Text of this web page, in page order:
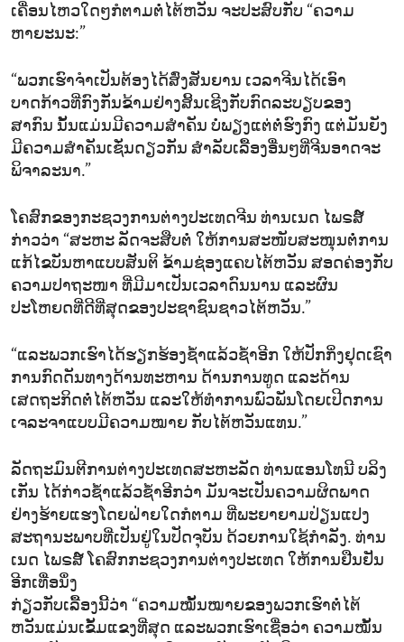
ເຄື່ອນໄຫວໃດໆກໍຕາມຕໍ່ໄຕ້ຫວັນ ຈະປະສົບກັບ “ຄວາມ
ຫາຍະນະ:”
“ພວກເຮົາຈຳເປັນຕ້ອງໄດ້ສົ່ງສັນຍານ ເວລາຈີນໄດ້ເອົາ
ບາດກ້າວທີ່ກົງກັນຂ້າມຢ່າງສິ້ນເຊີງກັບກົດລະບຽບຂອງ
ສາກົນ ນັ້ນແມ່ນມີຄວາມສຳຄັນ ບໍ່ພຽງແຕ່ຕໍ່ຮົງກົງ ແຕ່ມັນຍັງ
ມີຄວາມສຳຄັນເຊັ່ນດຽວກັນ ສຳລັບເລື້ອງອື່ນໆທີ່ຈີນອາດຈະ
ພິຈາລະນາ.”
ໂຄສົກຂອງກະຊວງການຕ່າງປະເທດຈີນ ທ່ານເນດ ໄພຣສ໌
ກ່າວວ່າ “ສະຫະ ລັດຈະສືບຕໍ່ ໃຫ້ການສະໜັບສະໜຸນຕໍ່ການ
ແກ້ໄຂບັນຫາແບບສັນຕິ ຂ້າມຊ່ອງແຄບໄຕ້ຫວັນ ສອດຄ່ອງກັບ
ຄວາມປາຖະໜາ ທີ່ມີມາເປັນເວລາດົນນານ ແລະຜົນ
ປະໂຫຍດທີ່ດີທີ່ສຸດຂອງປະຊາຊົນຊາວໄຕ້ຫວັນ.”
“ແລະພວກເຮົາໄດ້ຮຽກຮ້ອງຊໍ້າແລ້ວຊໍ້າອີກ ໃຫ້ປັກກິ່ງຢຸດເຊົາ
ການກົດດັນທາງດ້ານທະຫານ ດ້ານການທູດ ແລະດ້ານ
ເສດຖະກິດຕໍ່ໄຕ້ຫວັນ ແລະໃຫ້ທຳການພົວພັນໂດຍເປີດການ
ເຈລະຈາແບບມີຄວາມໝາຍ ກັບໄຕ້ຫວັນແທນ.”
ລັດຖະມົນຕີການຕ່າງປະເທດສະຫະລັດ ທ່ານແອນໂທນີ ບລິງ
ເກັນ ໄດ້ກ່າວຊ້ຳແລ້ວຊ້ຳອີກວ່າ ມັນຈະເປັນຄວາມຜິດພາດ
ຢ່າງຮ້າຍແຮງໂດຍຝ່າຍໃດກໍຕາມ ທີ່ພະຍາຍາມປ່ຽນແປງ
ສະຖານະພາບທີ່ເປັນຢູ່ໃນປັດຈຸບັນ ດ້ວຍການໃຊ້ກຳລັງ. ທ່ານ
ເນດ ໄພຣສ໌ ໂຄສົກກະຊວງການຕ່າງປະເທດ ໃຫ້ການຢືນຢັນ
ອີກເທື່ອນຶ່ງ
ກ່ຽວກັບເລື້ອງນີ້ວ່າ “ຄວາມໝັ້ນໝາຍຂອງພວກເຮົາຕໍ່ໄຕ້
ຫວັນແມ່ນເຂັ້ມແຂງທີ່ສຸດ ແລະພວກເຮົາເຊື່ອວ່າ ຄວາມໝັ້ນ